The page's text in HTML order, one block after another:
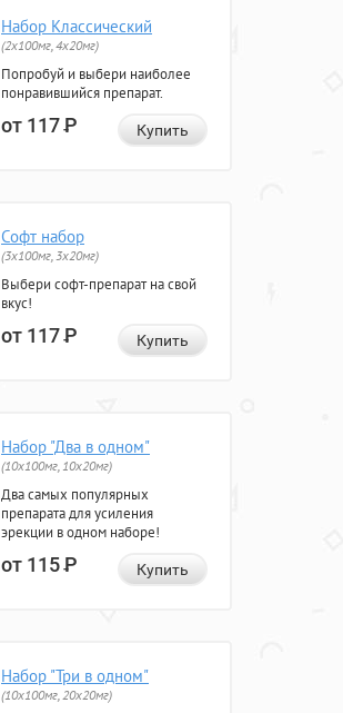
Набор Классический
(2x100мг, 4x20мг)
Попробуй и выбери наиболее
понравившийся препарат.
от 117Р Купить
Софт набор
(3x100мг, 3x20мг)
Выбери софт-препарат на свой
вкус!
от 117Р Купить
Набор "Два в одном"
(10x100мг, 10x20мг)
Два самых популярных
препарата для усиления
эрекции в одном наборе!
от 115Р Купить
Набор "Три в одном"
(10x100мг, 20x20мг)